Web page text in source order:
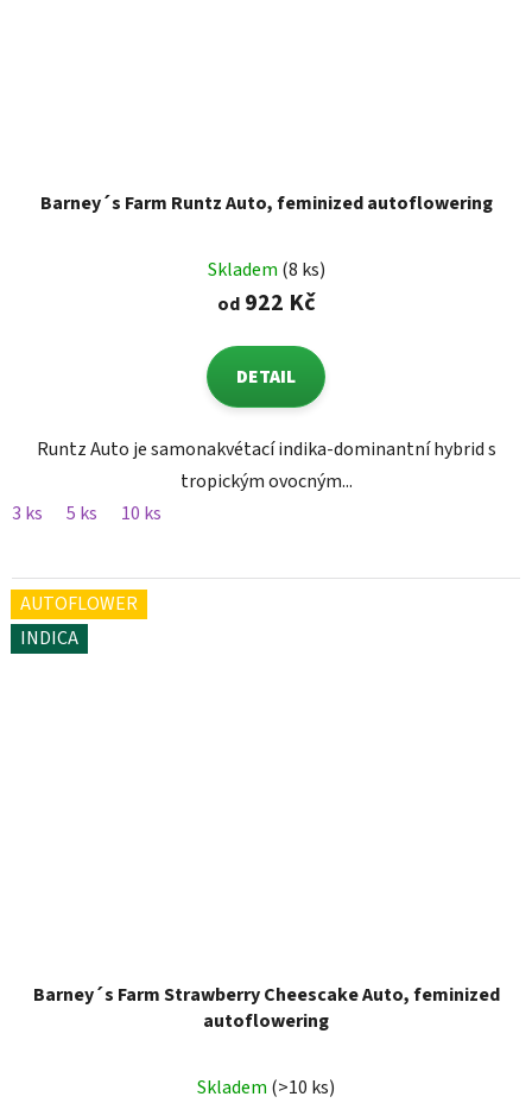
Barney´s Farm Runtz Auto, feminized autoflowering
Skladem (8 ks)
od922 Kč
DETAIL
Runtz Auto je samonakvétací indika-dominantní hybrid s
tropickým ovocným...
3 ks
5 ks 10 ks
AUTOFLOWER
INDICA
Barney´s Farm Strawberry Cheescake Auto, feminized
autoflowering
Skladem (>10 ks)